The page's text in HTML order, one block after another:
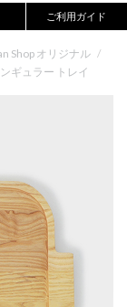
ご利用ガイド
Shop オリジナル /
ギュラー トレイ